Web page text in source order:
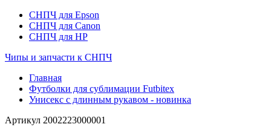
СНПЧ для Epson
СНПЧ для Canon
СНПЧ для HP
Чипы и запчасти к СНПЧ
Главная
Футболки для сублимации Futbitex
Унисекс с длинным рукавом - новинка
Артикул 2002223000001